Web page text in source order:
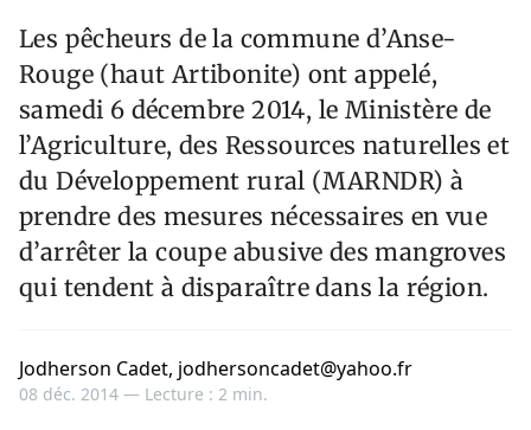
Les pêcheurs de la commune d’Anse-
Rouge (haut Artibonite) ont appelé,
samedi 6 décembre 2014, le Ministère de
l’Agriculture, des Ressources naturelles et
du Développement rural (MARNDR) à
prendre des mesures nécessaires en vue
d’arrêter la coupe abusive des mangroves
qui tendent à disparaître dans la région.
Jodherson Cadet, jodhersoncadet@yahoo.fr
08 déc. 2014 — Lecture : 2 min.